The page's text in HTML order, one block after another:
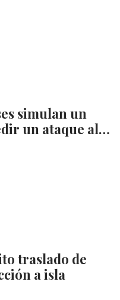
simulan un
un ataque al…
traslado de
a isla